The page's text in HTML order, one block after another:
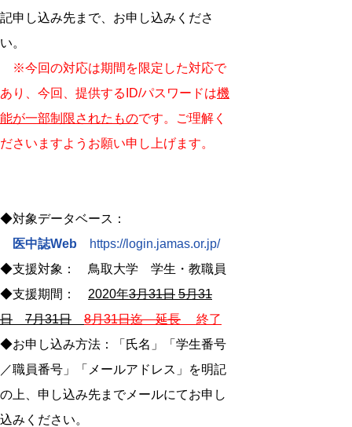
記申し込み先まで、お申し込みくださ
い。
※今回の対応は期間を限定した対応で
あり、今回、提供するID/パスワードは機
能が一部制限されたものです。ご理解く
ださいますようお願い申し上げます。
◆対象データベース：
医中誌Web https://login.jamas.or.jp/
◆支援対象： 鳥取大学 学生・教職員
◆支援期間： 2020年3月31日 5月31
日
7月31日 8月31日迄 延長 終了
◆お申し込み方法：「氏名」「学生番号
／職員番号」「メールアドレス」を明記
の上、申し込み先までメールにてお申し
込みください。